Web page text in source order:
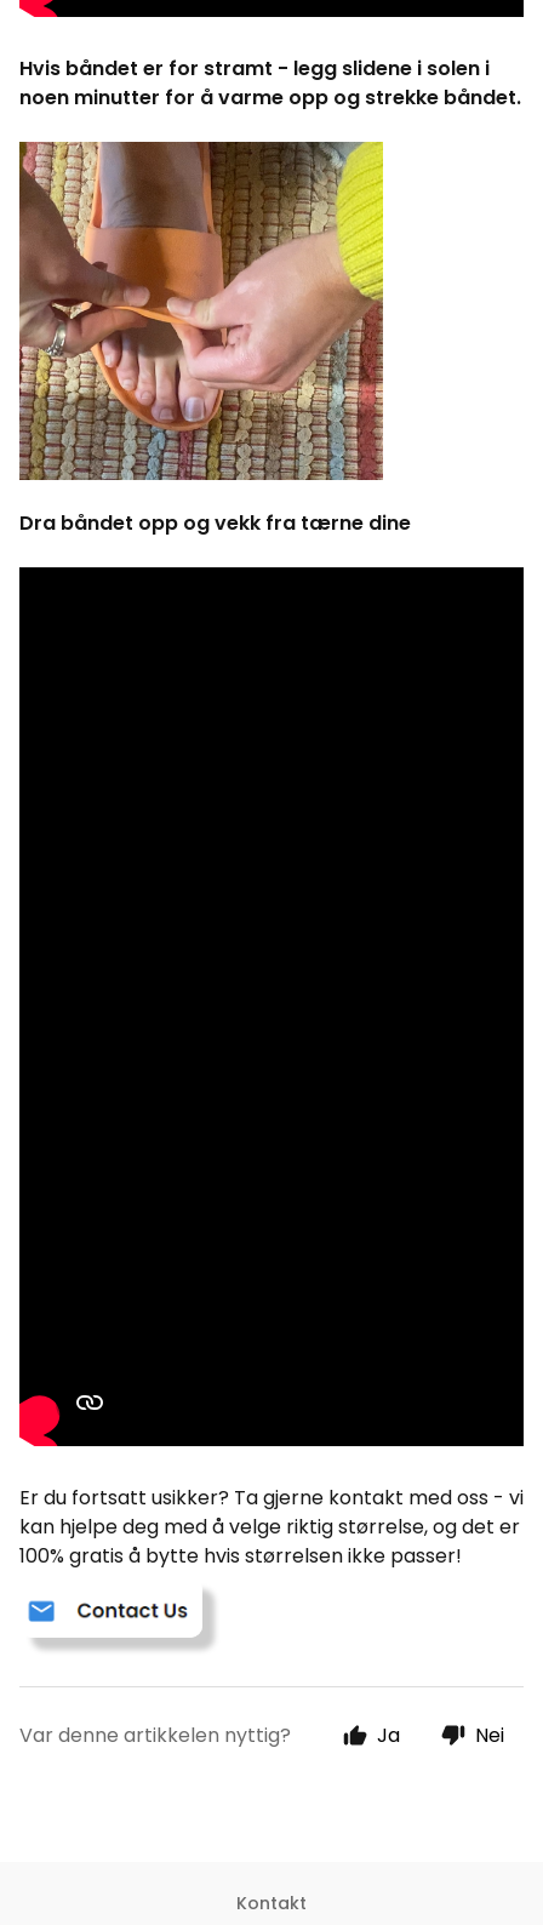
Hvis båndet er for stramt - legg slidene i solen i
noen minutter for å varme opp og strekke båndet.
Dra båndet opp og vekk fra tærne dine
Er du fortsatt usikker? Ta gjerne kontakt med oss - vi
kan hjelpe deg med å velge riktig størrelse, og det er
100% gratis å bytte hvis størrelsen ikke passer!
Var denne artikkelen nyttig? Ja Nei
Kontakt